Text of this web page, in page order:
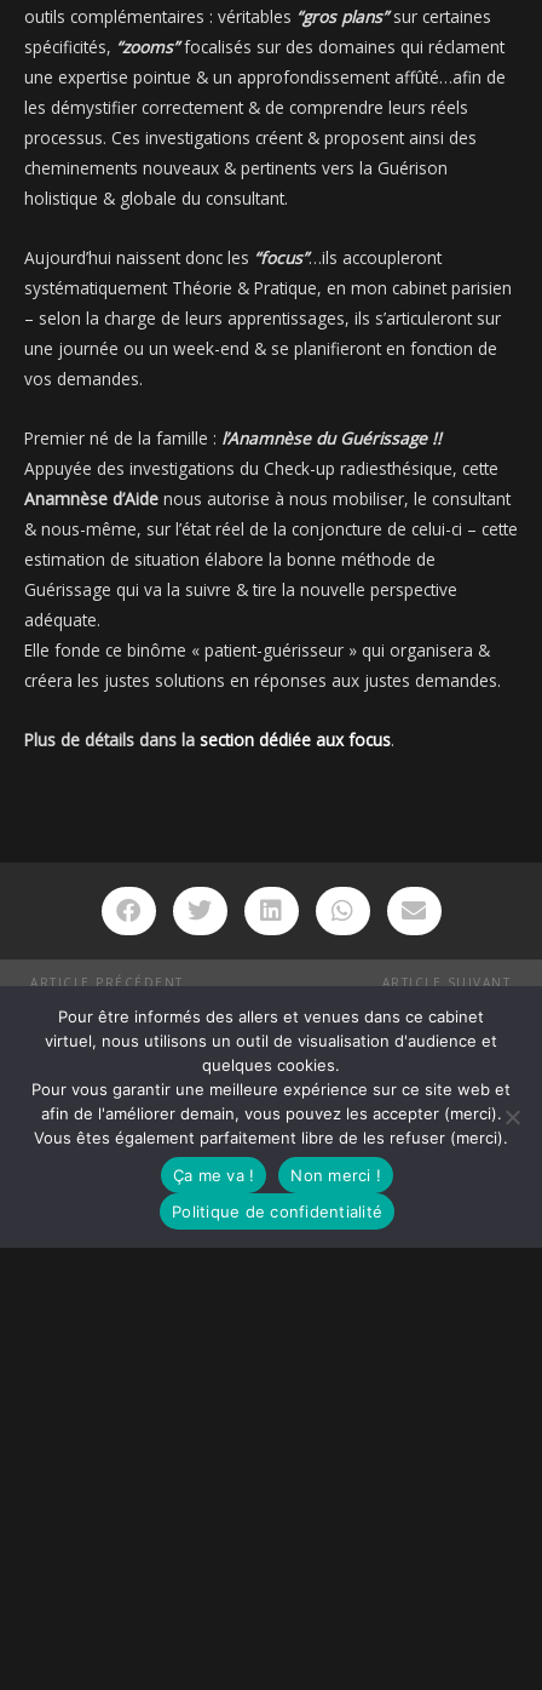
outils complémentaires : véritables “gros plans”sur certaines
spécificités, “zooms”focalisés sur des domaines qui réclament
une expertise pointue & un approfondissement affûté…afin de
les démystifier correctement & de comprendre leurs réels
processus. Ces investigations créent & proposent ainsi des
cheminements nouveaux & pertinents vers la Guérison
holistique & globale du consultant.
Aujourd’hui naissent donc les “focus”…ils accoupleront
systématiquement Théorie & Pratique, en mon cabinet parisien
– selon la charge de leurs apprentissages, ils s’articuleront sur
une journée ou un week-end & se planifieront en fonction de
vos demandes.
Premier né de la famille : l’Anamnèse du Guérissage !!
Appuyée des investigations du Check-up radiesthésique, cette
Anamnèse d’Aide nous autorise à nous mobiliser, le consultant
& nous-même, sur l’état réel de la conjoncture de celui-ci – cette
estimation de situation élabore la bonne méthode de
Guérissage qui va la suivre & tire la nouvelle perspective
adéquate.
Elle fonde ce binôme « patient-guérisseur » qui organisera &
créera les justes solutions en réponses aux justes demandes.
Plus de détails dans la section dédiée aux focus.
ARTICLE PRÉCÉDENT
ARTICLE SUIVANT
je ne suis pas médecin
je ne détermine aucun diagnostic, mes
services, non médicaux, demeurent de
Pour être informés des allers et venues dans ce cabinet
virtuel, nous utilisons un outil de visualisation d'audience et
quelques cookies.
Pour vous garantir une meilleure expérience sur ce site web et
afin de l'améliorer demain, vous pouvez les accepter (merci).
Vous êtes également parfaitement libre de les refuser (merci).
Ça me va !
Non merci !
Politique de confidentialité